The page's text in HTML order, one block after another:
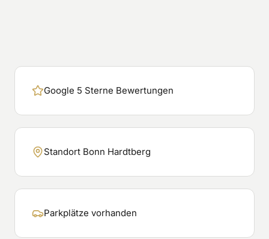
Google 5 Sterne Bewertungen
Standort Bonn Hardtberg
Parkplätze vorhanden